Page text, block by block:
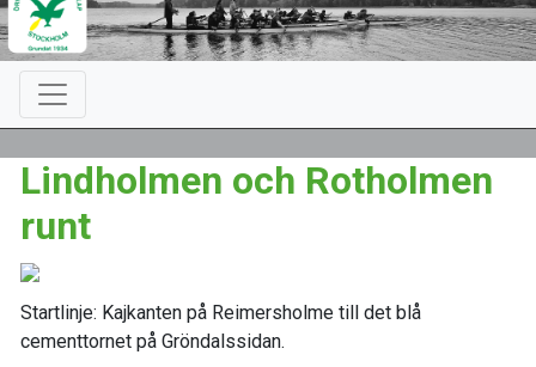
Lindholmen och Rotholmen
runt
Startlinje: Kajkanten på Reimersholme till det blå
cementtornet på Gröndalssidan.